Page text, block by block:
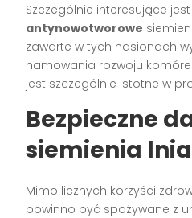
Szczególnie interesujące jest
antynowotworowe
zawarte w tych nasionach
hamowania rozwoju
jest szczególnie istotne w
Bezpieczne
siemienia
Mimo licznych korzyści
powinno być spożywane z